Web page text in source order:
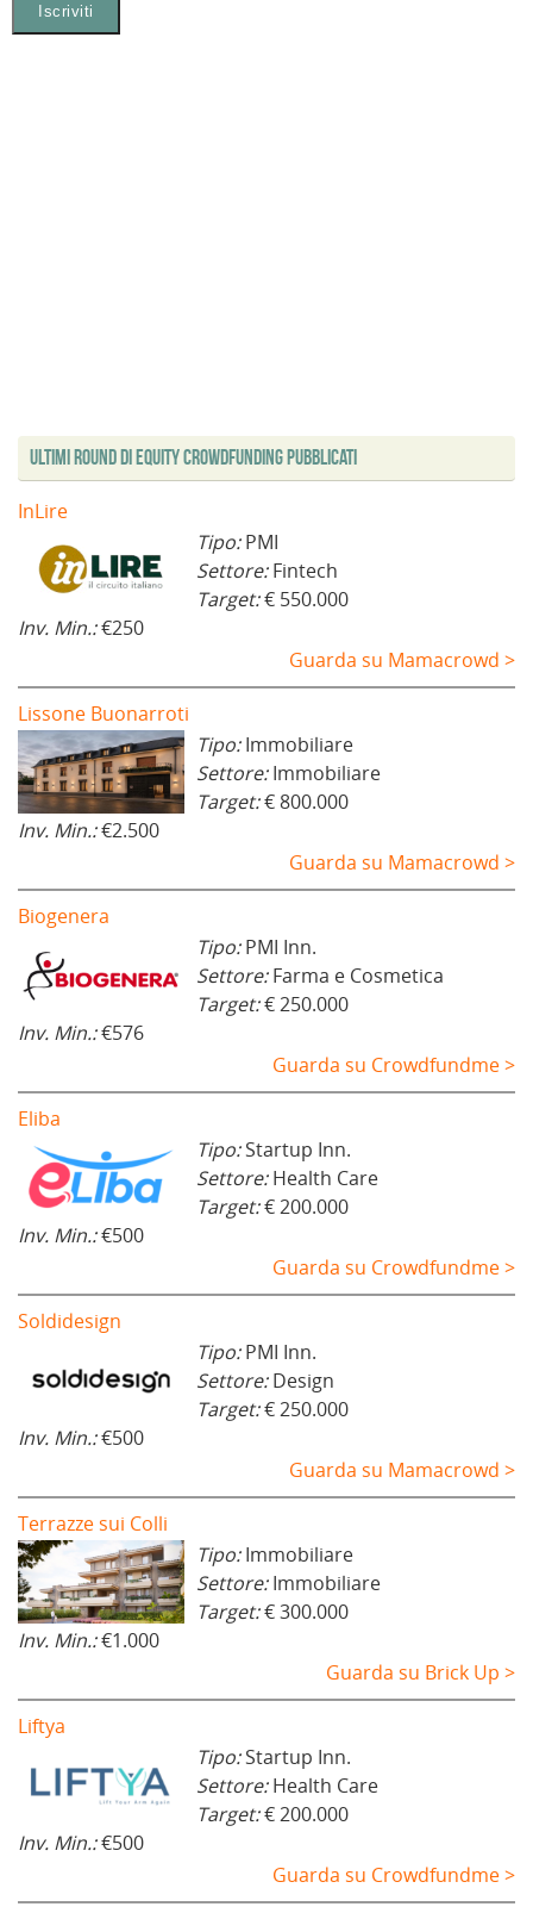
Ultimi Round di Equity Crowdfunding Pubblicati
InLire
Tipo:PMI
Settore:Fintech
Target:€ 550.000
Inv. Min.:€250
Guarda su Mamacrowd >
Lissone Buonarroti
Tipo:Immobiliare
Settore:Immobiliare
Target:€ 800.000
Inv. Min.:€2.500
Guarda su Mamacrowd >
Biogenera
Tipo:PMI Inn.
Settore:Farma e Cosmetica
Target:€ 250.000
Inv. Min.:€576
Guarda su Crowdfundme >
Eliba
Tipo:Startup Inn.
Settore:Health Care
Target:€ 200.000
Inv. Min.:€500
Guarda su Crowdfundme >
Soldidesign
Tipo:PMI Inn.
Settore:Design
Target:€ 250.000
Inv. Min.:€500
Guarda su Mamacrowd >
Terrazze sui Colli
Tipo:Immobiliare
Settore:Immobiliare
Target:€ 300.000
Inv. Min.:€1.000
Guarda su Brick Up >
Liftya
Tipo:Startup Inn.
Settore:Health Care
Target:€ 200.000
Inv. Min.:€500
Guarda su Crowdfundme >